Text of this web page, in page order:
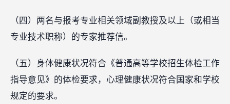
（四）两名与报考专业相关领域副教授及以上（或相当
专业技术职称）的专家推荐信。
（五）身体健康状况符合《普通高等学校招生体检工作
指导意见》的体检要求，心理健康状况符合国家和学校
规定的要求。